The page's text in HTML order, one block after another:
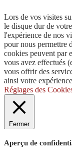
Lors de vos visites
le disque dur de
l'expérience de nos
pour nous permettre
cookies peuvent par
vous avez effectués
vous offrir des
ainsi votre
Réglages des
Fermer
Aperçu de